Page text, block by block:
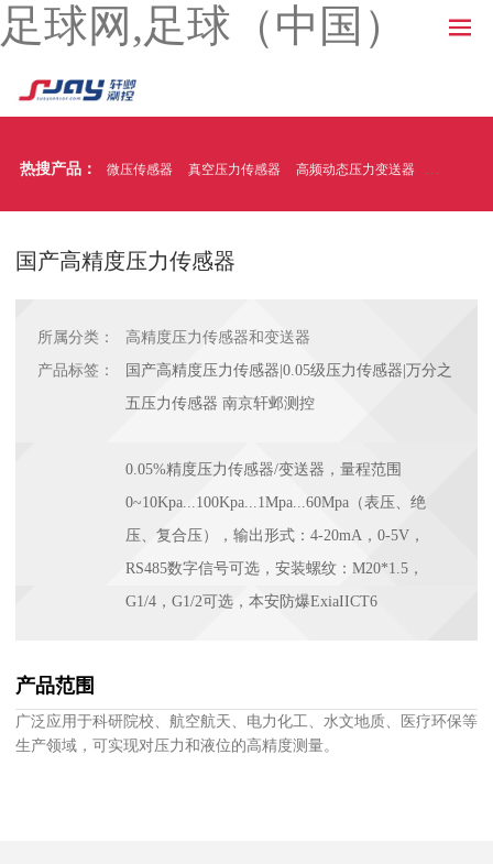
足球网,足球（中国）
热搜产品： 微压传感器 真空压力传感器 高频动态压力变送器 温压一体
国产高精度压力传感器
所属分类：
高精度压力传感器和变送器
产品标签：
国产高精度压力传感器|0.05级压力传感器|万分之
五压力传感器 南京轩邺测控
0.05%精度压力传感器/变送器，量程范围
0~10Kpa...100Kpa...1Mpa...60Mpa（表压、绝
压、复合压），输出形式：4-20mA，0-5V，
RS485数字信号可选，安装螺纹：M20*1.5，
G1/4，G1/2可选，本安防爆ExiaIICT6
产品范围
广泛应用于科研院校、航空航天、电力化工、水文地质、医疗环保等
生产领域，可实现对压力和液位的高精度测量。